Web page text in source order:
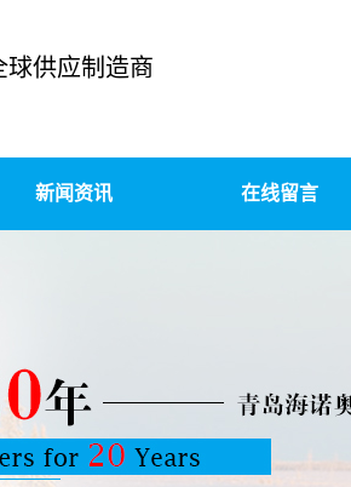
球供应制造商
新闻资讯 在线留言